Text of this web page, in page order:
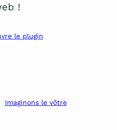
!
le plugin
Imaginons le vôtre